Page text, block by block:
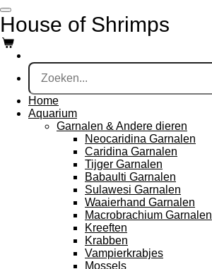
Ga
direct
naar
de
hoofdinhoud
House of Shrimps
Home
Aquarium
Garnalen & Andere dieren
Neocaridina Garnalen
Caridina Garnalen
Tijger Garnalen
Babaulti Garnalen
Sulawesi Garnalen
Waaierhand Garnalen
Macrobrachium Garnalen
Kreeften
Krabben
Vampierkrabjes
Mossels